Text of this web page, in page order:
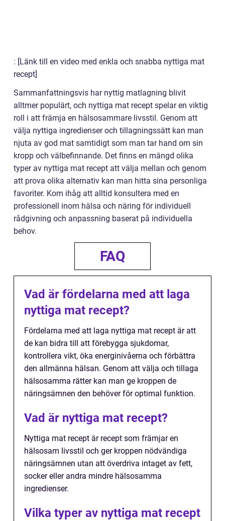
: [Länk till en video med enkla och snabba nyttiga mat
recept]
Sammanfattningsvis har nyttig matlagning blivit
alltmer populärt, och nyttiga mat recept spelar en viktig
roll i att främja en hälsosammare livsstil. Genom att
välja nyttiga ingredienser och tillagningssätt kan man
njuta av god mat samtidigt som man tar hand om sin
kropp och välbefinnande. Det finns en mängd olika
typer av nyttiga mat recept att välja mellan och genom
att prova olika alternativ kan man hitta sina personliga
favoriter. Kom ihåg att alltid konsultera med en
professionell inom hälsa och näring för individuell
rådgivning och anpassning baserat på individuella
behov.
FAQ
Vad är fördelarna med att laga
nyttiga mat recept?
Fördelarna med att laga nyttiga mat recept är att
de kan bidra till att förebygga sjukdomar,
kontrollera vikt, öka energinivåerna och förbättra
den allmänna hälsan. Genom att välja och tillaga
hälsosamma rätter kan man ge kroppen de
näringsämnen den behöver för optimal funktion.
Vad är nyttiga mat recept?
Nyttiga mat recept är recept som främjar en
hälsosam livsstil och ger kroppen nödvändiga
näringsämnen utan att överdriva intaget av fett,
socker eller andra mindre hälsosamma
ingredienser.
Vilka typer av nyttiga mat recept